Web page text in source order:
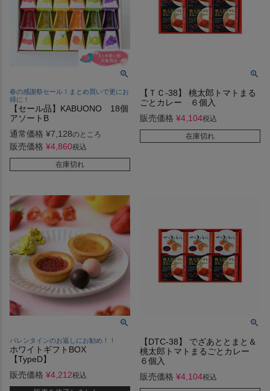
春の感謝祭セール！まとめ買いで更にお
得に！
【セール品】KABUONO 18個
アソートB
通常価格 ¥7,128のところ
販売価格 ¥4,860税込
在庫切れ
【ＴＣ-38】 桃太郎トマトまる
ごとカレー ６個入
販売価格 ¥4,104税込
在庫切れ
バレンタインのお返しにお勧め！！
ホワイトギフトBOX
【TypeD】
販売価格 ¥4,212税込
【DTC-38】 でざあととまと＆
桃太郎トマトまるごとカレー
６個入
販売価格 ¥4,104税込